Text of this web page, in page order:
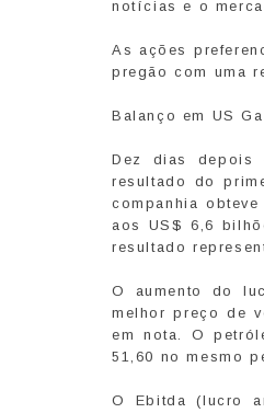
notícias e o
As ações
pregão com uma
Balanço em US
Dez dias depois
resultado do
companhia
aos US$ 6,6
resultado
O aumento do
melhor preço de
em nota. O
51,60 no mesmo
O Ebitda (lucro